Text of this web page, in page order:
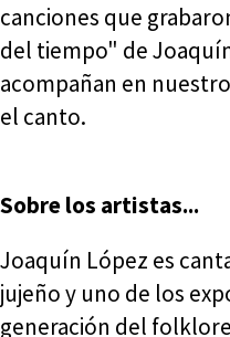
canciones que
del tiempo" de
acompañan en
el canto.
Sobre los artistas...
Joaquín López es
jujeño y uno de los
generación del